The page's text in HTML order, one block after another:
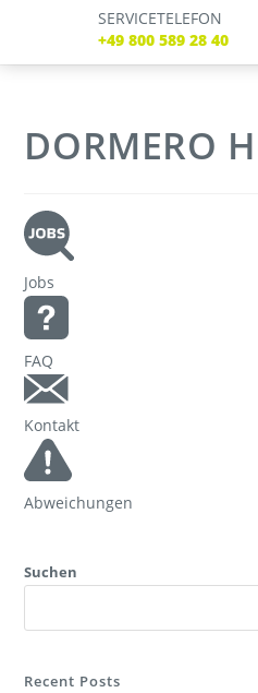
SERVICETELEFON
+49 800 589 28 40
SERVICE TELEFON
+49 800 589 28 40
REGISTRIERENLOGIN
Freizeit
DORMERO
Jobs
FAQ
Kontakt
Abweichungen
Suchen
Recent Posts